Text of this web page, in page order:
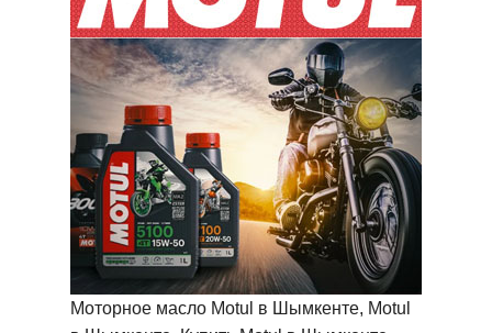
Моторное масло Motul в Шымкенте, Motul